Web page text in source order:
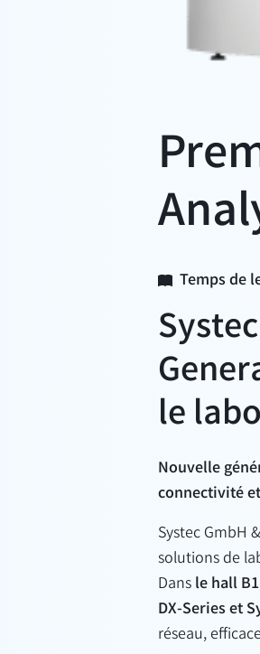
Temps de
le
Nouvelle
connectivité
Systec GmbH
solutions de
Dansle hall
DX-Series et
réseau,